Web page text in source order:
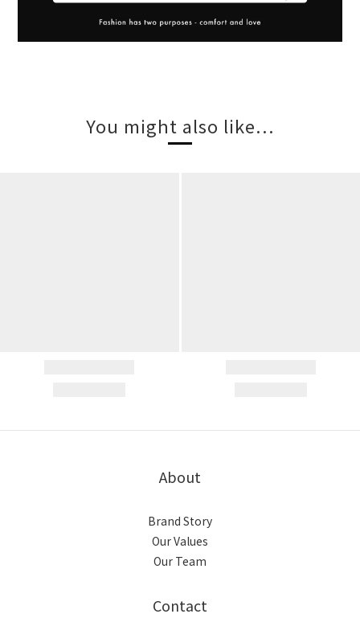
You might also like...
About
Brand Story
Our Values
Our Team
Contact